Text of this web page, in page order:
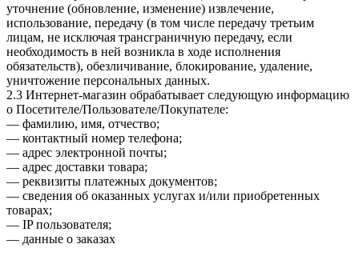
уточнение (обновление, изменение) извлечение,
использование, передачу (в том числе передачу третьим
лицам, не исключая трансграничную передачу, если
необходимость в ней возникла в ходе исполнения
обязательств), обезличивание, блокирование, удаление,
уничтожение персональных данных.
2.3 Интернет-магазин обрабатывает следующую информацию
о Посетителе/Пользователе/Покупателе:
— фамилию, имя, отчество;
— контактный номер телефона;
— адрес электронной почты;
— адрес доставки товара;
— реквизиты платежных документов;
— сведения об оказанных услугах и/или приобретенных
товарах;
— IP пользователя;
— данные о заказах